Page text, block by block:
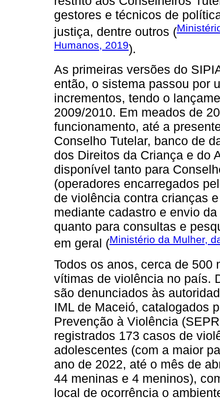
gestores e técnicos de
justiça, dentre outros (
Humanos, 2019).
As primeiras versões do
então, o sistema passou por
incrementos, tendo o
2009/2010. Em meados de
funcionamento, até a
Conselho Tutelar, banco de
dos Direitos da Criança e do
disponível tanto para
(operadores encarregados
de violência contra crianças
mediante cadastro e envio
quanto para consultas e
em geral (Ministério da Mulher,
Todos os anos, cerca de
vítimas de violência no país.
são denunciados às
IML de Maceió, catalogados
Prevenção à Violência
registrados 173 casos de
adolescentes (com a maior
ano de 2022, até o mês de
44 meninas e 4 meninos),
local de ocorrência o